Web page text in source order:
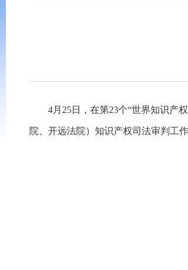
4月25日，在第23个“世界知识产权
院、开远法院）知识产权司法审判工